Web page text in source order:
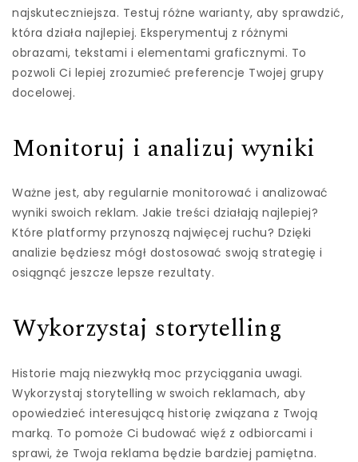
najskuteczniejsza. Testuj różne warianty, aby sprawdzić,
która działa najlepiej. Eksperymentuj z różnymi
obrazami, tekstami i elementami graficznymi. To
pozwoli Ci lepiej zrozumieć preferencje Twojej grupy
docelowej.
Monitoruj i analizuj wyniki
Ważne jest, aby regularnie monitorować i analizować
wyniki swoich reklam. Jakie treści działają najlepiej?
Które platformy przynoszą najwięcej ruchu? Dzięki
analizie będziesz mógł dostosować swoją strategię i
osiągnąć jeszcze lepsze rezultaty.
Wykorzystaj storytelling
Historie mają niezwykłą moc przyciągania uwagi.
Wykorzystaj storytelling w swoich reklamach, aby
opowiedzieć interesującą historię związana z Twoją
marką. To pomoże Ci budować więź z odbiorcami i
sprawi, że Twoja reklama będzie bardziej pamiętna.